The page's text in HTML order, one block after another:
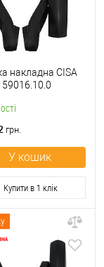
накладна CISA
59016.10.0
грн.
У кошик
Купити в 1 клік